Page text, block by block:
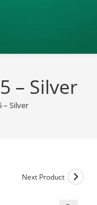
– Silver
– Silver
Next Product